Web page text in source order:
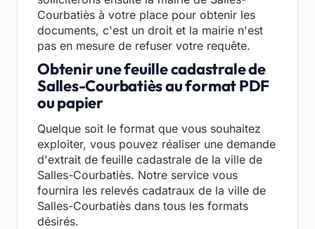
Courbatiès à votre place pour obtenir les
documents, c'est un droit et la mairie n'est
pas en mesure de refuser votre requête.
Obtenir une feuille cadastrale de
Salles-Courbatiès au format PDF
ou papier
Quelque soit le format que vous souhaitez
exploiter, vous pouvez réaliser une demande
d'extrait de feuille cadastrale de la ville de
Salles-Courbatiès. Notre service vous
fournira les relevés cadatraux de la ville de
Salles-Courbatiès dans tous les formats
désirés.